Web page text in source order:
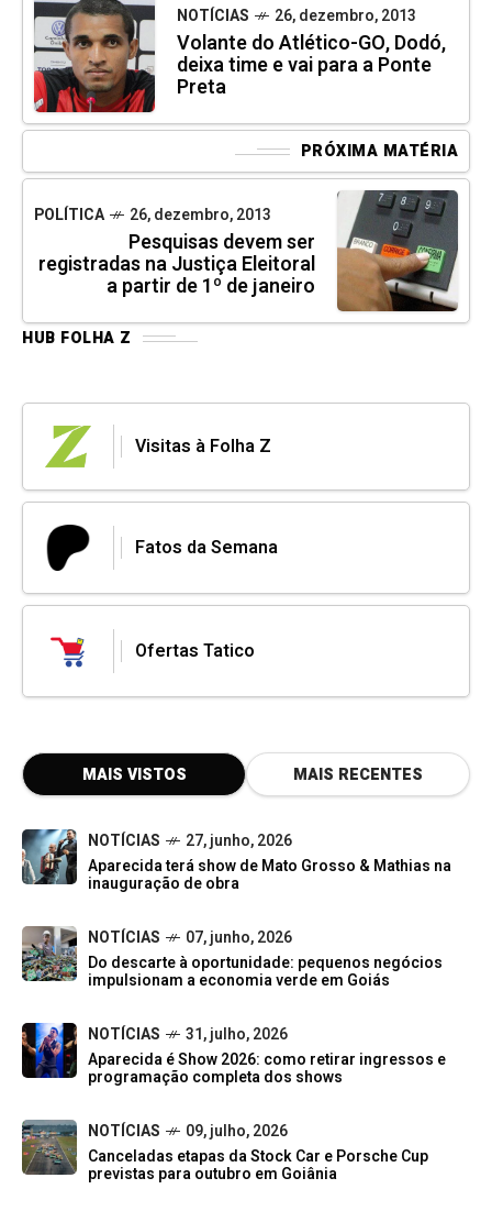
NOTÍCIAS 26, dezembro, 2013
Volante do Atlético-GO, Dodó,
deixa time e vai para a Ponte
Preta
PRÓXIMA MATÉRIA
POLÍTICA 26, dezembro, 2013
Pesquisas devem ser
registradas na Justiça Eleitoral
a partir de 1º de janeiro
HUB FOLHA Z
Visitas à Folha Z
Fatos da Semana
Ofertas Tatico
MAIS VISTOS MAIS RECENTES
NOTÍCIAS
27, junho, 2026
Aparecida terá show de Mato Grosso & Mathias na
inauguração de obra
NOTÍCIAS
07, junho, 2026
Do descarte à oportunidade: pequenos negócios
impulsionam a economia verde em Goiás
NOTÍCIAS
31, julho, 2026
Aparecida é Show 2026: como retirar ingressos e
programação completa dos shows
NOTÍCIAS
09, julho, 2026
Canceladas etapas da Stock Car e Porsche Cup
previstas para outubro em Goiânia